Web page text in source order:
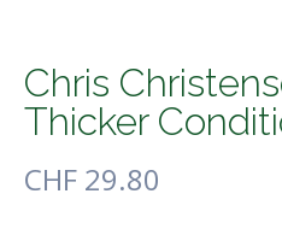
Chris
Thicker
CHF 29.80